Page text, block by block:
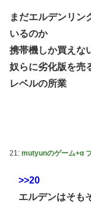
まだエルデンリン
いるのか
携帯機しか買えな
奴らに劣化版を売
レベルの所業
21: mutyunのゲーム+α
>>20
エルデンはそも